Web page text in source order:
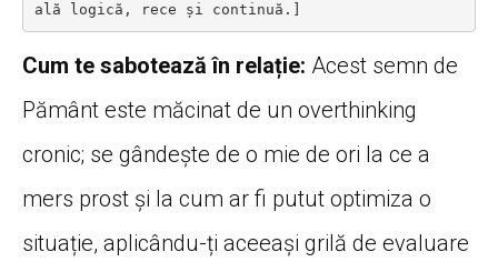
Cum te sabotează în relație: Acest semn de
Pământ este măcinat de un overthinking
cronic; se gândește de o mie de ori la ce a
mers prost și la cum ar fi putut optimiza o
situație, aplicându-ți aceeași grilă de evaluare